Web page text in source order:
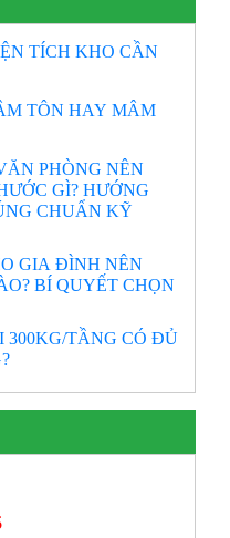
TÍCH KHO CẦN
TÔN HAY MÂM
PHÒNG NÊN
GÌ? HƯỚNG
CHUẨN KỸ
GIA ĐÌNH NÊN
BÍ QUYẾT CHỌN
300KG/TẦNG CÓ ĐỦ